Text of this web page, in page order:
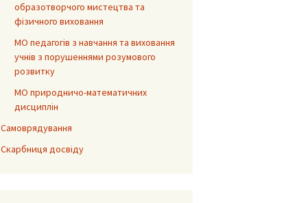
образотворчого мистецтва та
фізичного виховання
МО педагогів з навчання та виховання
учнів з порушеннями розумового
розвитку
МО природничо-математичних
дисциплін
Самоврядування
Скарбниця досвіду